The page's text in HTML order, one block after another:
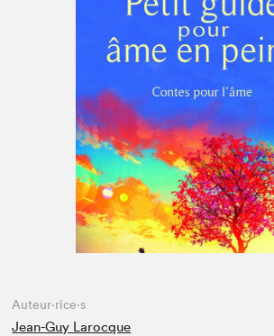
Espace enseignant·e·s
Espace pro
Auteur·rice·s
Jean-Guy Larocque